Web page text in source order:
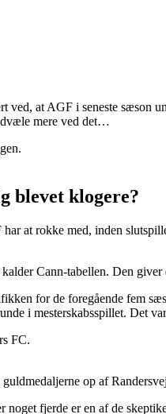
at AGF i seneste sæson
dvæle mere ved det…
blevet klogere?
at rokke med, inden
kalder Cann-tabellen. Den
for de foregående fem
i mesterskabsspillet. Det
op af
fjerde er en af de